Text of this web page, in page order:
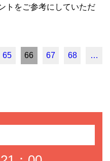
トをご参考にしていただ
65 66 67 68 …